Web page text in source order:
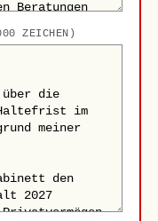
ZEICHEN)